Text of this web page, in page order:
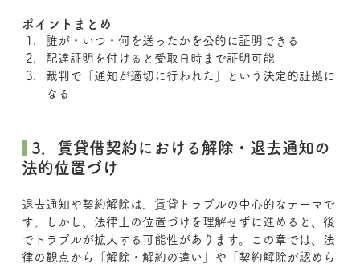
ポイントまとめ
誰が・いつ・何を送ったかを公的に証明できる
配達証明を付けると受取日時まで証明可能
裁判で「通知が適切に行われた」という決定的証拠に
なる
3．賃貸借契約における解除・退去通知の
法的位置づけ
退去通知や契約解除は、賃貸トラブルの中心的なテーマで
す。しかし、法律上の位置づけを理解せずに進めると、後
でトラブルが拡大する可能性があります。この章では、法
律の観点から「解除・解約の違い」や「契約解除が認めら